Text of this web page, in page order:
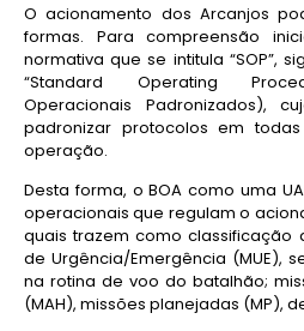
O acionamento dos Arcanjos
formas. Para compreensão
normativa que se intitula “SOP”,
“Standard Operating
Operacionais Padronizados),
padronizar protocolos em
operação.
Desta forma, o BOA como uma
operacionais que regulam o
quais trazem como classificação
de Urgência/Emergência (MUE),
na rotina de voo do batalhão;
(MAH), missões planejadas (MP),